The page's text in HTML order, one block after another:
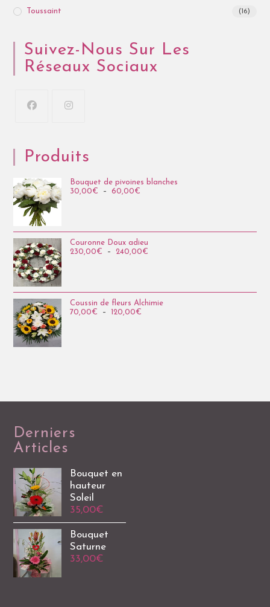
Toussaint (16)
Suivez-Nous Sur Les
Réseaux Sociaux
Produits
Bouquet de pivoines blanches
30,00€ – 60,00€
Couronne Doux adieu
230,00€ – 240,00€
Coussin de fleurs Alchimie
70,00€ – 120,00€
Derniers
Articles
Bouquet en
hauteur
Soleil
35,00€
Bouquet
Saturne
33,00€